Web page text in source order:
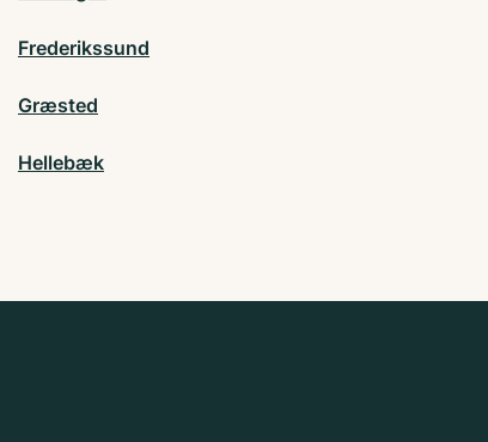
Frederikssund
Græsted
Hellebæk